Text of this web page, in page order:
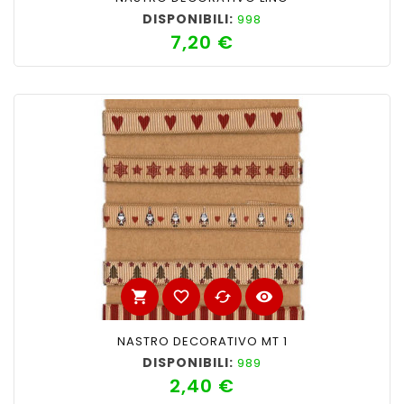
DISPONIBILI: 998
7,20 €
shopping_cart favorite_border cached visibility
NASTRO DECORATIVO MT 1
DISPONIBILI: 989
2,40 €